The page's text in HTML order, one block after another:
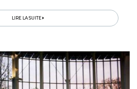
LIRE LA SUITE